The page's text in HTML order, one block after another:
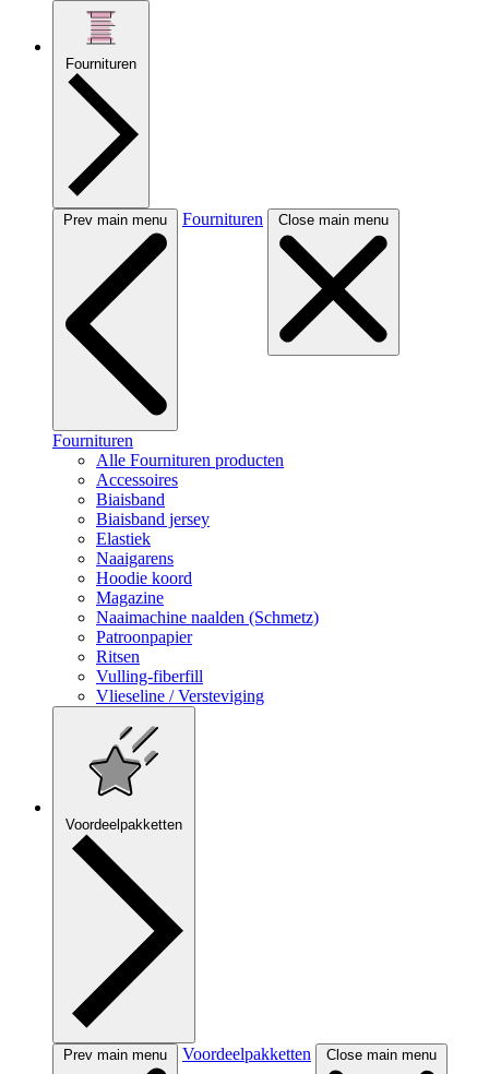
Fournituren
Prev main menu Fournituren Close main menu
Fournituren
Alle Fournituren producten
Accessoires
Biaisband
Biaisband jersey
Elastiek
Naaigarens
Hoodie koord
Magazine
Naaimachine naalden (Schmetz)
Patroonpapier
Ritsen
Vulling-fiberfill
Vlieseline / Versteviging
Voordeelpakketten
Prev main menu Voordeelpakketten Close main menu